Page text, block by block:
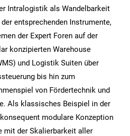
Intralogistik als Wandelbarkeit
entsprechenden Instrumente,
der Expert Foren auf der
konzipierten Warehouse
und Logistik Suiten über
bis hin zum
von Fördertechnik und
Als klassisches Beispiel in der
modulare Konzeption
mit der Skalierbarkeit aller